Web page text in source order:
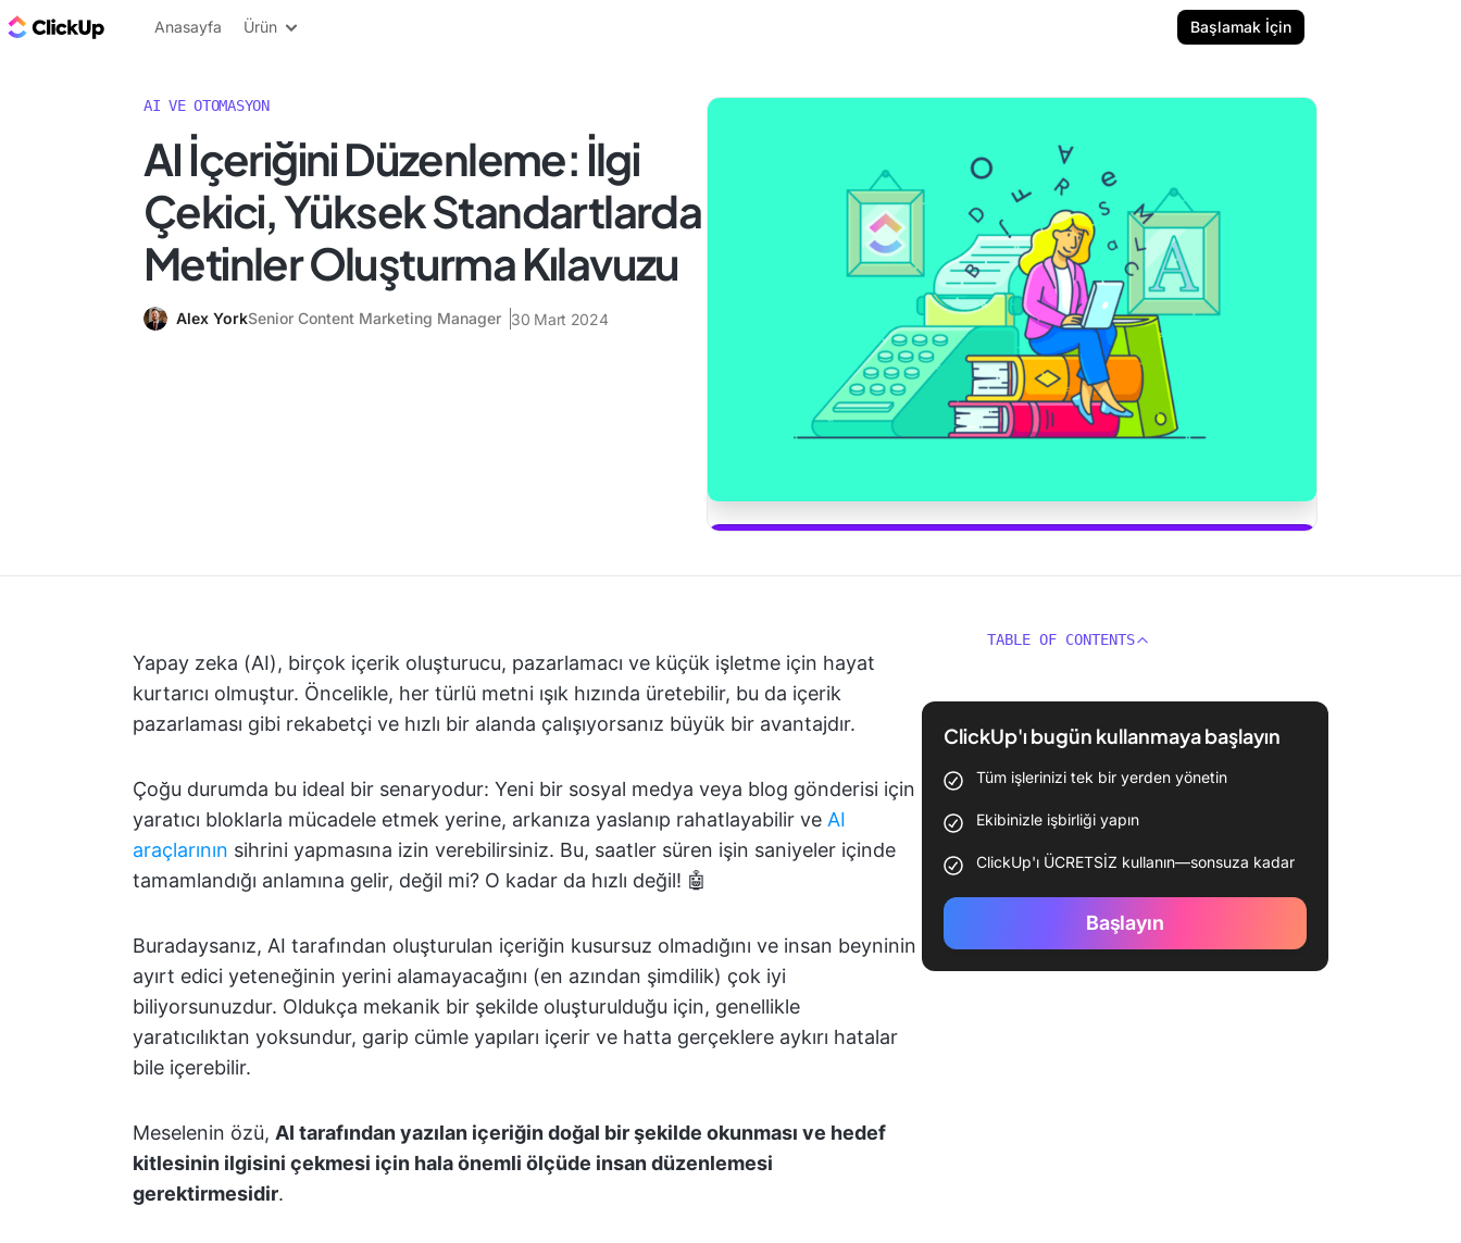
ClickUp Blog
Anasayfa Ürün Başlamak İçin
AI VE OTOMASYON
AI İçeriğini Düzenleme: İlgi
Çekici, Yüksek Standartlarda
Metinler Oluşturma Kılavuzu
Alex YorkSenior Content Marketing Manager 30 Mart 2024
Yapay zeka (AI), birçok içerik oluşturucu, pazarlamacı ve küçük işletme için hayat
kurtarıcı olmuştur. Öncelikle, her türlü metni ışık hızında üretebilir, bu da içerik
pazarlaması gibi rekabetçi ve hızlı bir alanda çalışıyorsanız büyük bir avantajdır.
Çoğu durumda bu ideal bir senaryodur: Yeni bir sosyal medya veya blog gönderisi için
yaratıcı bloklarla mücadele etmek yerine, arkanıza yaslanıp rahatlayabilir ve AI
araçlarının sihrini yapmasına izin verebilirsiniz. Bu, saatler süren işin saniyeler içinde
tamamlandığı anlamına gelir, değil mi? O kadar da hızlı değil! 🤖
Buradaysanız, AI tarafından oluşturulan içeriğin kusursuz olmadığını ve insan beyninin
ayırt edici yeteneğinin yerini alamayacağını (en azından şimdilik) çok iyi
biliyorsunuzdur. Oldukça mekanik bir şekilde oluşturulduğu için, genellikle
yaratıcılıktan yoksundur, garip cümle yapıları içerir ve hatta gerçeklere aykırı hatalar
bile içerebilir.
Meselenin özü, AI tarafından yazılan içeriğin doğal bir şekilde okunması ve hedef
kitlesinin ilgisini çekmesi için hala önemli ölçüde insan düzenlemesi
gerektirmesidir.
TABLE OF CONTENTS
ClickUp'ı bugün kullanmaya başlayın
Tüm işlerinizi tek bir yerden yönetin
Ekibinizle işbirliği yapın
ClickUp'ı ÜCRETSİZ kullanın—sonsuza kadar
Başlayın